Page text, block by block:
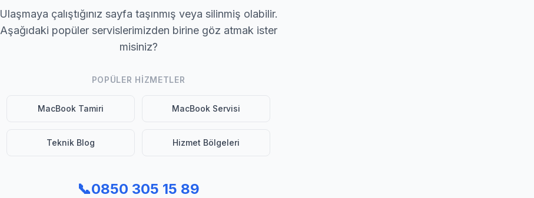
Ulaşmaya çalıştığınız sayfa taşınmış veya silinmiş olabilir.
Aşağıdaki popüler servislerimizden birine göz atmak ister
misiniz?
POPÜLER HIZMETLER
MacBook Tamiri MacBook Servisi
Teknik Blog Hizmet Bölgeleri
📞0850 305 15 89